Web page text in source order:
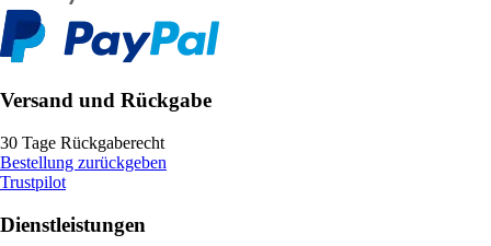
Versand und Rückgabe
30 Tage Rückgaberecht
Bestellung zurückgeben
Trustpilot
Dienstleistungen